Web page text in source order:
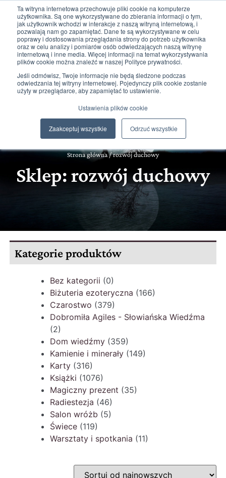
Ta witryna internetowa przechowuje pliki cookie na komputerze
użytkownika. Są one wykorzystywane do zbierania informacji o tym,
jak użytkownik wchodzi w interakcje z naszą witryną internetową, i
pozwalają nam go zapamiętać. Dane te są wykorzystywane w celu
poprawy i dostosowania przeglądania strony do potrzeb użytkownika
oraz w celu analizy i pomiarów osób odwiedzających naszą witrynę
internetową i inne media. Więcej informacji na temat wykorzystywania
plików cookie można znaleźć w naszej Polityce prywatności.
Jeśli odmówisz, Twoje informacje nie będą śledzone podczas
odwiedzania tej witryny internetowej. Pojedynczy plik cookie zostanie
użyty w przeglądarce, aby zapamiętać to ustawienie.
Ustawienia plików cookie
Zaakceptuj wszystkie Odrzuć wszystkie
Strona główna/rozwój duchowy
Sklep: rozwój duchowy
Kategorie produktów
Bez kategorii (0)
Biżuteria ezoteryczna (166)
Czarostwo (379)
Dobromiła Agiles - Słowiańska Wiedźma
(2)
Dom wiedźmy (359)
Kamienie i minerały (149)
Karty (316)
Książki (1076)
Magiczny prezent (35)
Radiestezja (46)
Salon wróżb (5)
Świece (119)
Warsztaty i spotkania (11)